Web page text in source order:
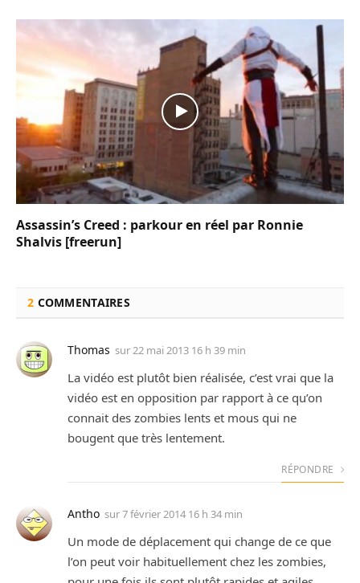
Assassin’s Creed : parkour en réel par Ronnie
Shalvis [freerun]
2 COMMENTAIRES
Thomas sur 22 mai 2013 16 h 39 min
La vidéo est plutôt bien réalisée, c’est vrai que la
vidéo est en opposition par rapport à ce qu’on
connait des zombies lents et mous qui ne
bougent que très lentement.
RÉPONDRE
Antho sur7 février 2014 16 h 34 min
Un mode de déplacement qui change de ce que
l’on peut voir habituellement chez les zombies,